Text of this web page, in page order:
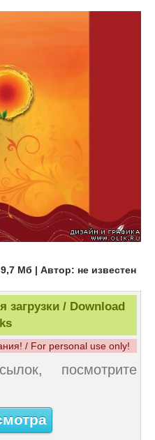
Мб | Автор: не известен
/ Download
/ For personal use only!
посмотрите